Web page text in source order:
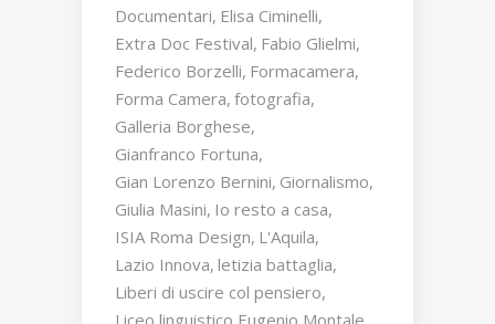
Documentari Elisa Ciminelli
Extra Doc Festival Fabio Glielmi
Federico Borzelli Formacamera
Forma Camera fotografia
Galleria Borghese
Gianfranco Fortuna
Gian Lorenzo Bernini Giornalismo
Giulia Masini Io resto a casa
ISIA Roma Design L'Aquila
Lazio Innova letizia battaglia
Liberi di uscire col pensiero
Liceo linguistico Eugenio Montale